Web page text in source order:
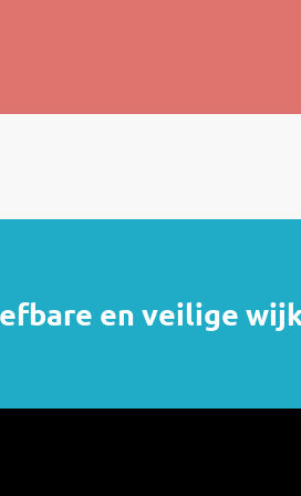
en veilige